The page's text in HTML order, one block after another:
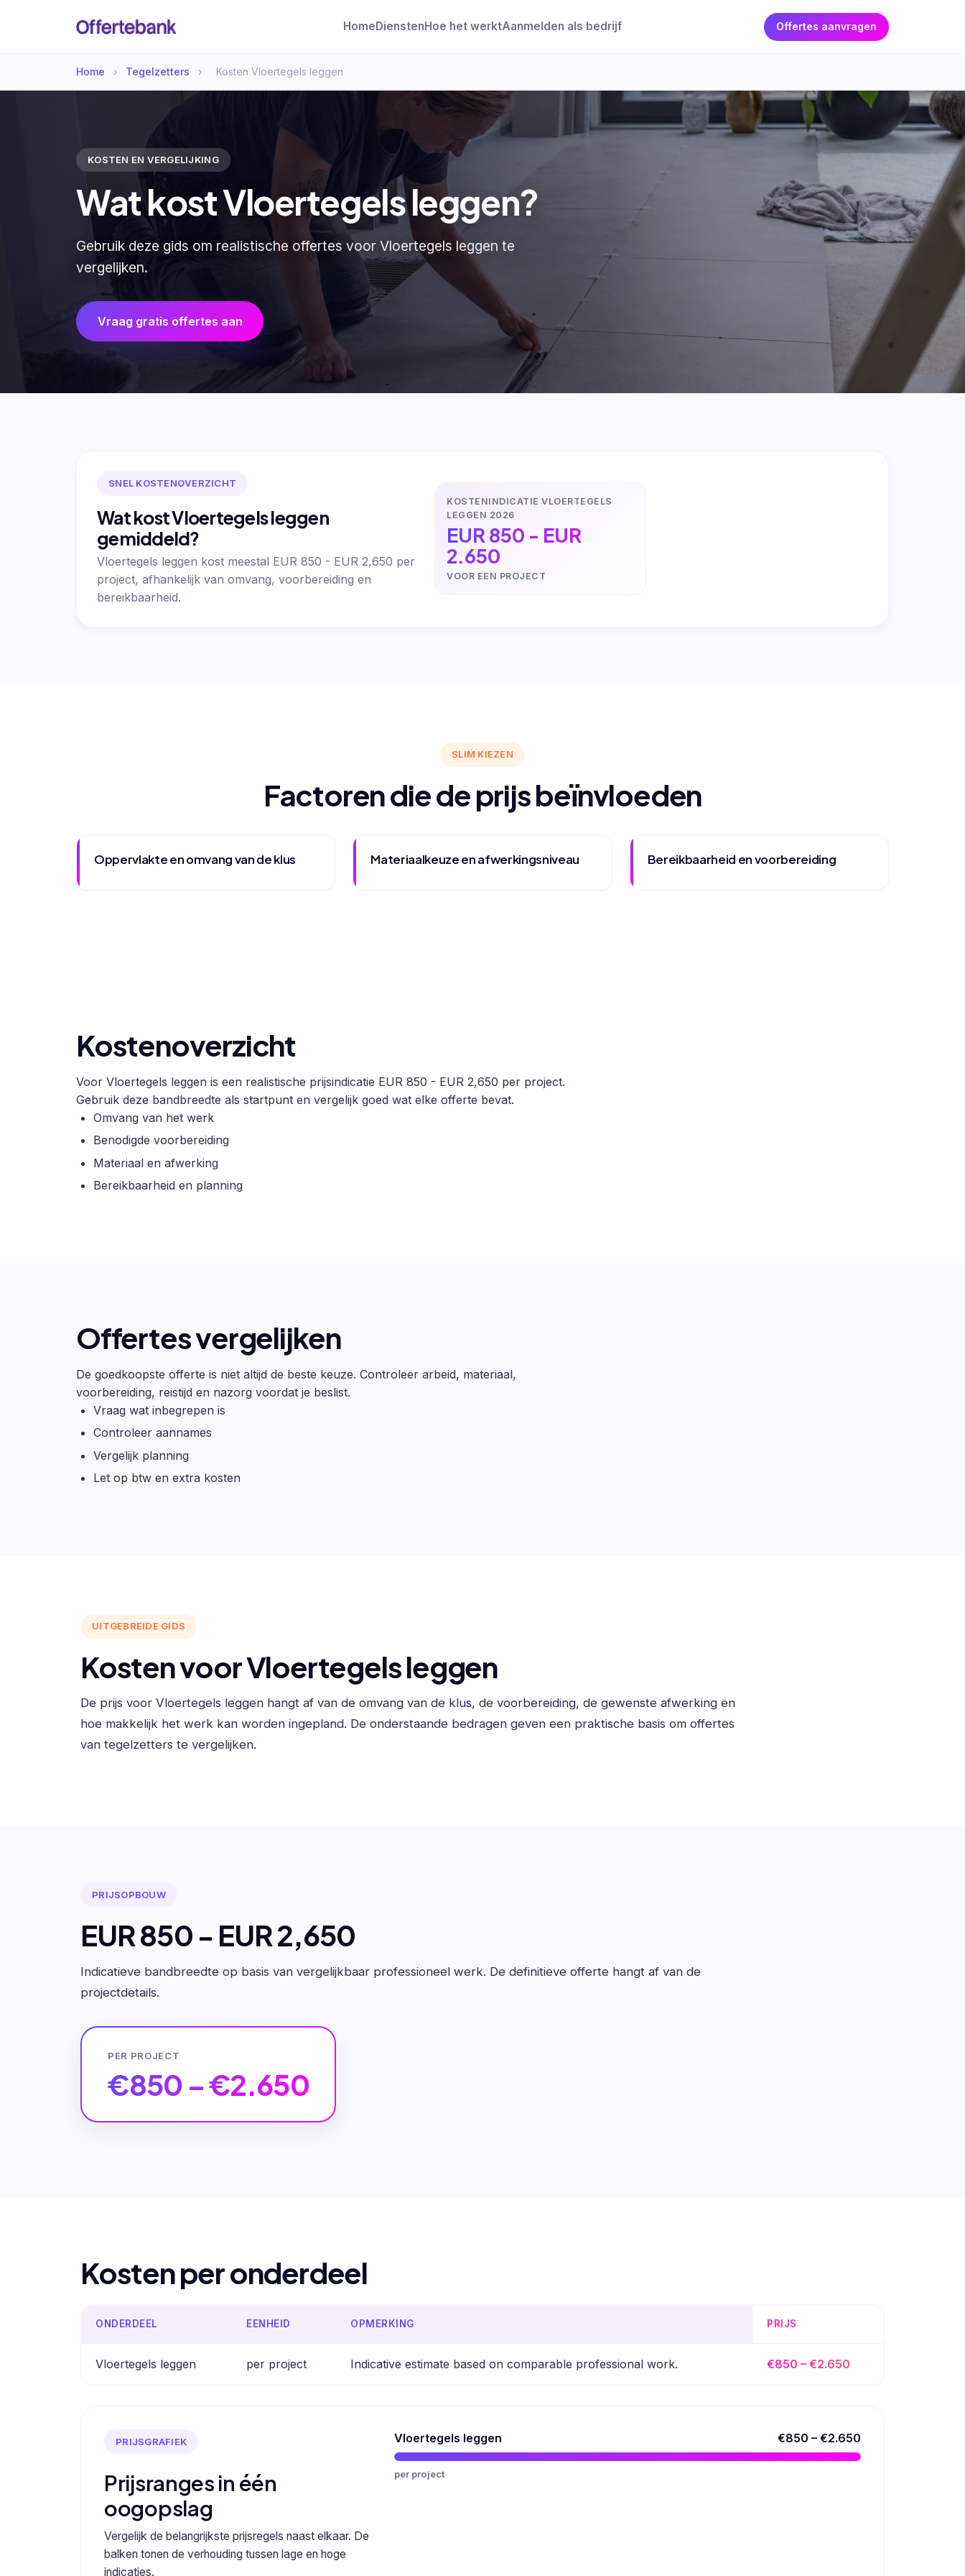
Home Diensten Hoe het werktAanmelden als bedrijf Offertes aanvragen
Home › Tegelzetters › Kosten Vloertegels leggen
KOSTEN EN VERGELIJKING
Wat kost Vloertegels leggen?
Gebruik deze gids om realistische offertes voor Vloertegels leggen te
vergelijken.
Vraag gratis offertes aan
SNEL KOSTENOVERZICHT
Wat kost Vloertegels leggen
gemiddeld?
Vloertegels leggen kost meestal EUR 850 - EUR 2,650 per
project, afhankelijk van omvang, voorbereiding en
bereikbaarheid.
KOSTENINDICATIE VLOERTEGELS
LEGGEN 2026
EUR 850 - EUR
2.650
VOOR EEN PROJECT
SLIM KIEZEN
Factoren die de prijs beïnvloeden
Oppervlakte en omvang van de klus Materiaalkeuze en afwerkingsniveau Bereikbaarheid en voorbereiding
Kostenoverzicht
Voor Vloertegels leggen is een realistische prijsindicatie EUR 850 - EUR 2,650 per project.
Gebruik deze bandbreedte als startpunt en vergelijk goed wat elke offerte bevat.
Omvang van het werk
Benodigde voorbereiding
Materiaal en afwerking
Bereikbaarheid en planning
Offertes vergelijken
De goedkoopste offerte is niet altijd de beste keuze. Controleer arbeid, materiaal,
voorbereiding, reistijd en nazorg voordat je beslist.
Vraag wat inbegrepen is
Controleer aannames
Vergelijk planning
Let op btw en extra kosten
UITGEBREIDE GIDS
Kosten voor Vloertegels leggen
De prijs voor Vloertegels leggen hangt af van de omvang van de klus, de voorbereiding, de gewenste afwerking en
hoe makkelijk het werk kan worden ingepland. De onderstaande bedragen geven een praktische basis om offertes
van tegelzetters te vergelijken.
PRIJSOPBOUW
EUR 850 - EUR 2,650
Indicatieve bandbreedte op basis van vergelijkbaar professioneel werk. De definitieve offerte hangt af van de
projectdetails.
PER PROJECT
€850 – €2.650
Kosten per onderdeel
ONDERDEEL EENHEID OPMERKING PRIJS
Vloertegels leggen per project Indicative estimate based on comparable professional work. €850 – €2.650
PRIJSGRAFIEK
Prijsranges in één
oogopslag
Vergelijk de belangrijkste prijsregels naast elkaar. De
balken tonen de verhouding tussen lage en hoge
indicaties.
Vloertegels leggen €850 – €2.650
per project